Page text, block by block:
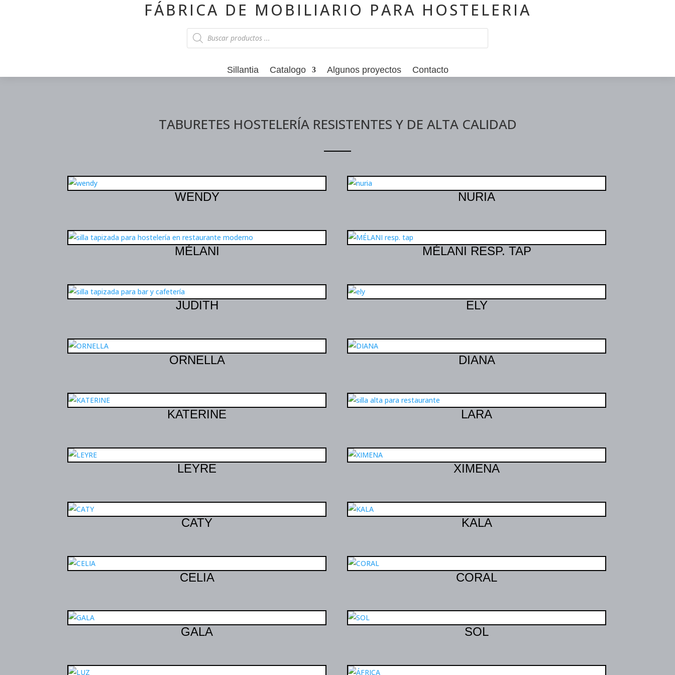
FÁBRICA DE MOBILIARIO PARA HOSTELERIA
Products
search
Sillantia Catalogo Algunos proyectos Contacto
TABURETES HOSTELERÍA RESISTENTES Y DE ALTA CALIDAD
WENDY NURIA
MÉLANI MÉLANI RESP. TAP
JUDITH ELY
ORNELLA DIANA
KATERINE LARA
LEYRE XIMENA
CATY KALA
CELIA CORAL
GALA SOL